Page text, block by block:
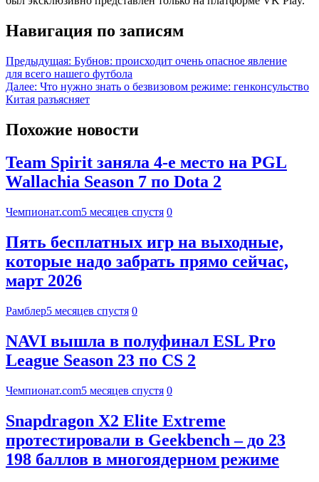
Навигация по записям
Предыдущая: Бубнов: происходит очень опасное явление
для всего нашего футбола
Далее: Что нужно знать о безвизовом режиме: генконсульство
Китая разъясняет
Похожие новости
Team Spirit заняла 4-е место на PGL
Wallachia Season 7 по Dota 2
Чемпионат.com5 месяцев спустя 0
Пять бесплатных игр на выходные,
которые надо забрать прямо сейчас,
март 2026
Рамблер5 месяцев спустя 0
NAVI вышла в полуфинал ESL Pro
League Season 23 по CS 2
Чемпионат.com5 месяцев спустя 0
Snapdragon X2 Elite Extreme
протестировали в Geekbench – до 23
198 баллов в многоядерном режиме